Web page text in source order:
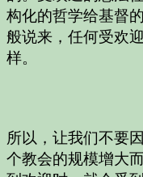
构化的哲学给基督
般说来，任何受欢
样。
所以，让我们不要
个教会的规模增大